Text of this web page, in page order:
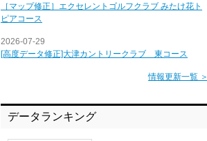
［マップ修正］エクセレントゴルフクラブ みたけ花ト
ピアコース
2026-07-29
[高度データ修正]大津カントリークラブ 東コース
情報更新一覧 ＞
データランキング